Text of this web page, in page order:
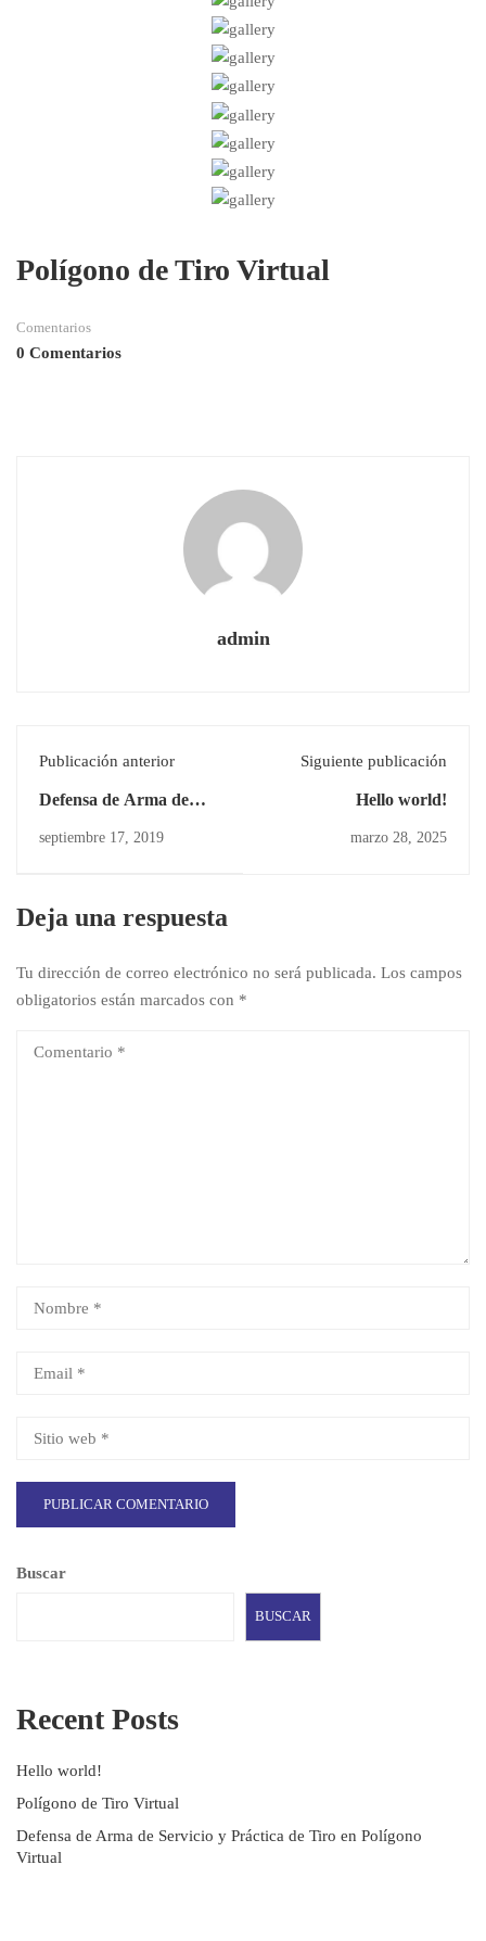
Polígono de Tiro Virtual
Comentarios
0 Comentarios
admin
Publicación anterior
Defensa de Arma de
septiembre 17, 2019
Siguiente publicación
Hello world!
marzo 28, 2025
Deja una respuesta
Tu dirección de correo electrónico no será publicada. Los campos
obligatorios están marcados con *
Buscar
BUSCAR
Recent Posts
Hello world!
Polígono de Tiro Virtual
Defensa de Arma de Servicio y Práctica de Tiro en Polígono
Virtual